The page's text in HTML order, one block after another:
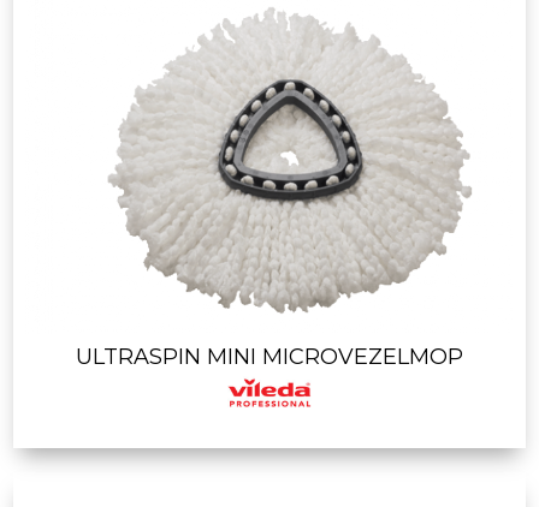
ULTRASPIN MINI MICROVEZELMOP